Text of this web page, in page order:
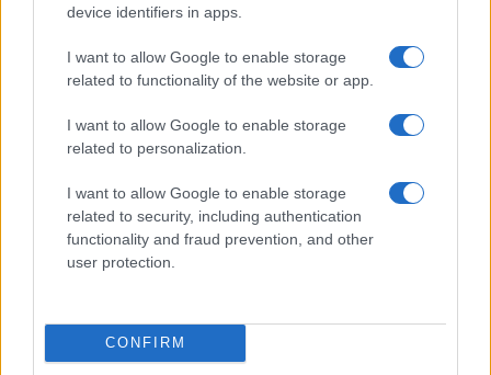
device identifiers in apps.
I want to allow Google to enable storage
related to functionality of the website or app.
I want to allow Google to enable storage
related to personalization.
I want to allow Google to enable storage
related to security, including authentication
functionality and fraud prevention, and other
user protection.
CONFIRM
FibSwap DEX
(EQPAY)
Bitcoin
(BTC)
$64,923.00
Ethereum